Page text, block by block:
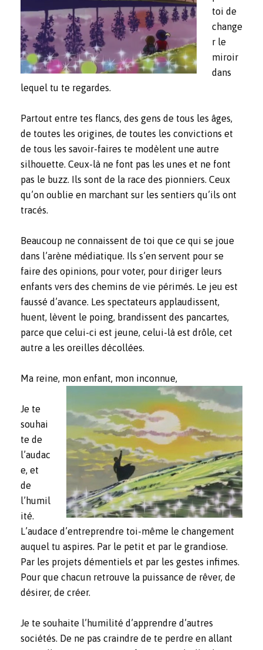
toi de
change
r le
miroir
dans
lequel tu te regardes.
Partout entre tes flancs, des gens de tous les âges,
de toutes les origines, de toutes les convictions et
de tous les savoir-faires te modèlent une autre
silhouette. Ceux-là ne font pas les unes et ne font
pas le buzz. Ils sont de la race des pionniers. Ceux
qu’on oublie en marchant sur les sentiers qu’ils ont
tracés.
Beaucoup ne connaissent de toi que ce qui se joue
dans l’arène médiatique. Ils s’en servent pour se
faire des opinions, pour voter, pour diriger leurs
enfants vers des chemins de vie périmés. Le jeu est
faussé d’avance. Les spectateurs applaudissent,
huent, lèvent le poing, brandissent des pancartes,
parce que celui-ci est jeune, celui-là est drôle, cet
autre a les oreilles décollées.
Ma reine, mon enfant, mon inconnue,
Je te
souhai
te de
l’audac
e, et
de
l’humil
ité.
L’audace d’entreprendre toi-même le changement
auquel tu aspires. Par le petit et par le grandiose.
Par les projets démentiels et par les gestes infimes.
Pour que chacun retrouve la puissance de rêver, de
désirer, de créer.
Je te souhaite l’humilité d’apprendre d’autres
sociétés. De ne pas craindre de te perdre en allant